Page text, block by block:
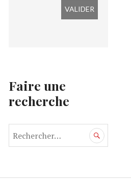
Faire une
recherche
e